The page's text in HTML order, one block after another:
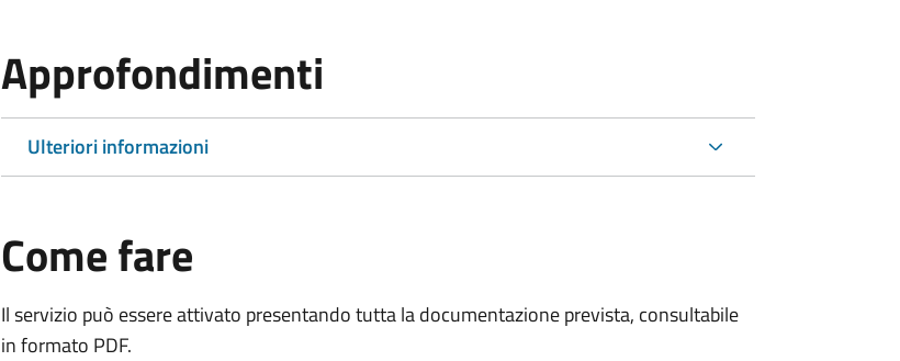
Approfondimenti
Ulteriori informazioni
Come fare
Il servizio può essere attivato presentando tutta la documentazione prevista, consultabile
in formato PDF.